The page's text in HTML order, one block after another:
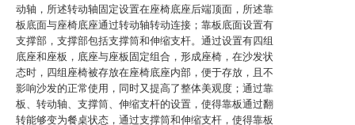
动轴，所述转动轴固定设置在座椅底座后端顶面，所述靠
板底面与座椅底座通过转动轴转动连接；靠板底面设置有
支撑部，支撑部包括支撑筒和伸缩支杆。通过设置有四组
底座和座板，底座与座板固定组合，形成座椅，在沙发状
态时，四组座椅被存放在座椅底座内部，便于存放，且不
影响沙发的正常使用，同时又提高了整体美观度；通过靠
板、转动轴、支撑筒、伸缩支杆的设置，使得靠板通过翻
转能够变为餐桌状态，通过支撑筒和伸缩支杆，使得靠板